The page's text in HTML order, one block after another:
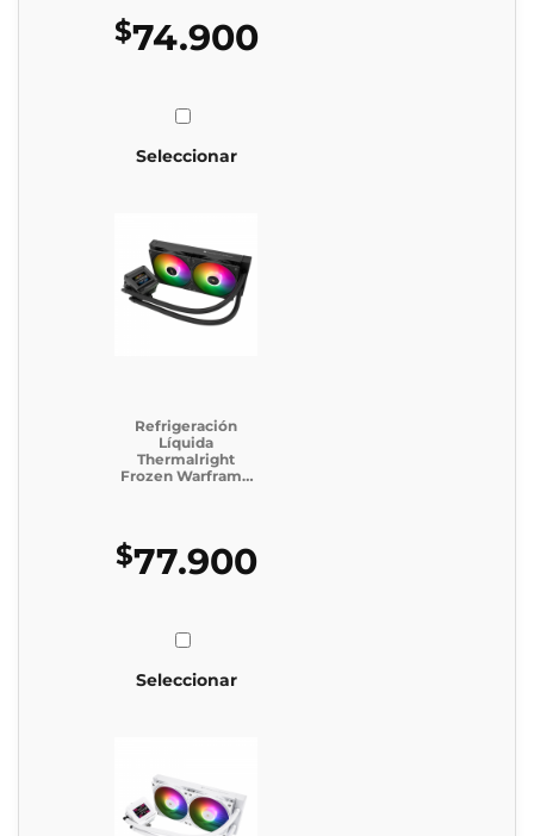
$74.900
Seleccionar
Refrigeración
Líquida
Thermalright
Frozen Warframe
$77.900
Seleccionar